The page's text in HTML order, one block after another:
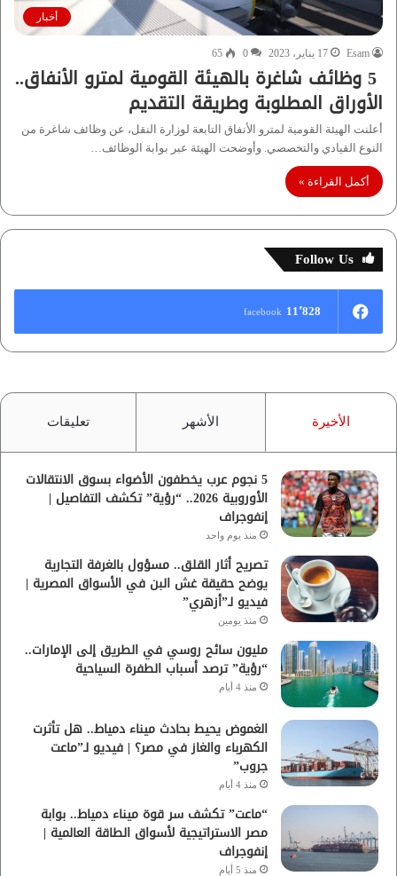
أخبار
Esam 17 يناير، 2023 0
65
5 وظائف شاغرة بالهيئة القومية لمترو الأنفاق..
الأوراق المطلوبة وطريقة التقديم
أعلنت الهيئة القومية لمترو الأنفاق التابعة لوزارة النقل، عن وظائف شاغرة من
النوع القيادي والتخصصي. وأوضحت الهيئة عبر بوابة الوظائف…
أكمل القراءة »
Follow Us
11٬828 facebook
الأخيرة الأشهر تعليقات
5 نجوم عرب يخطفون الأضواء بسوق الانتقالات
الأوروبية 2026.. “رؤية” تكشف التفاصيل |
إنفوجراف
منذ يوم واحد
تصريح أثار القلق.. مسؤول بالغرفة التجارية
يوضح حقيقة غش البن في الأسواق المصرية |
فيديو لـ”أزهري”
منذ يومين
مليون سائح روسي في الطريق إلى الإمارات..
“رؤية” ترصد أسباب الطفرة السياحية
منذ 4 أيام
الغموض يحيط بحادث ميناء دمياط.. هل تأثرت
الكهرباء والغاز في مصر؟ | فيديو لـ”ماعت
جروب”
منذ 4 أيام
“ماعت” تكشف سر قوة ميناء دمياط.. بوابة
مصر الاستراتيجية لأسواق الطاقة العالمية |
إنفوجراف
منذ 5 أيام